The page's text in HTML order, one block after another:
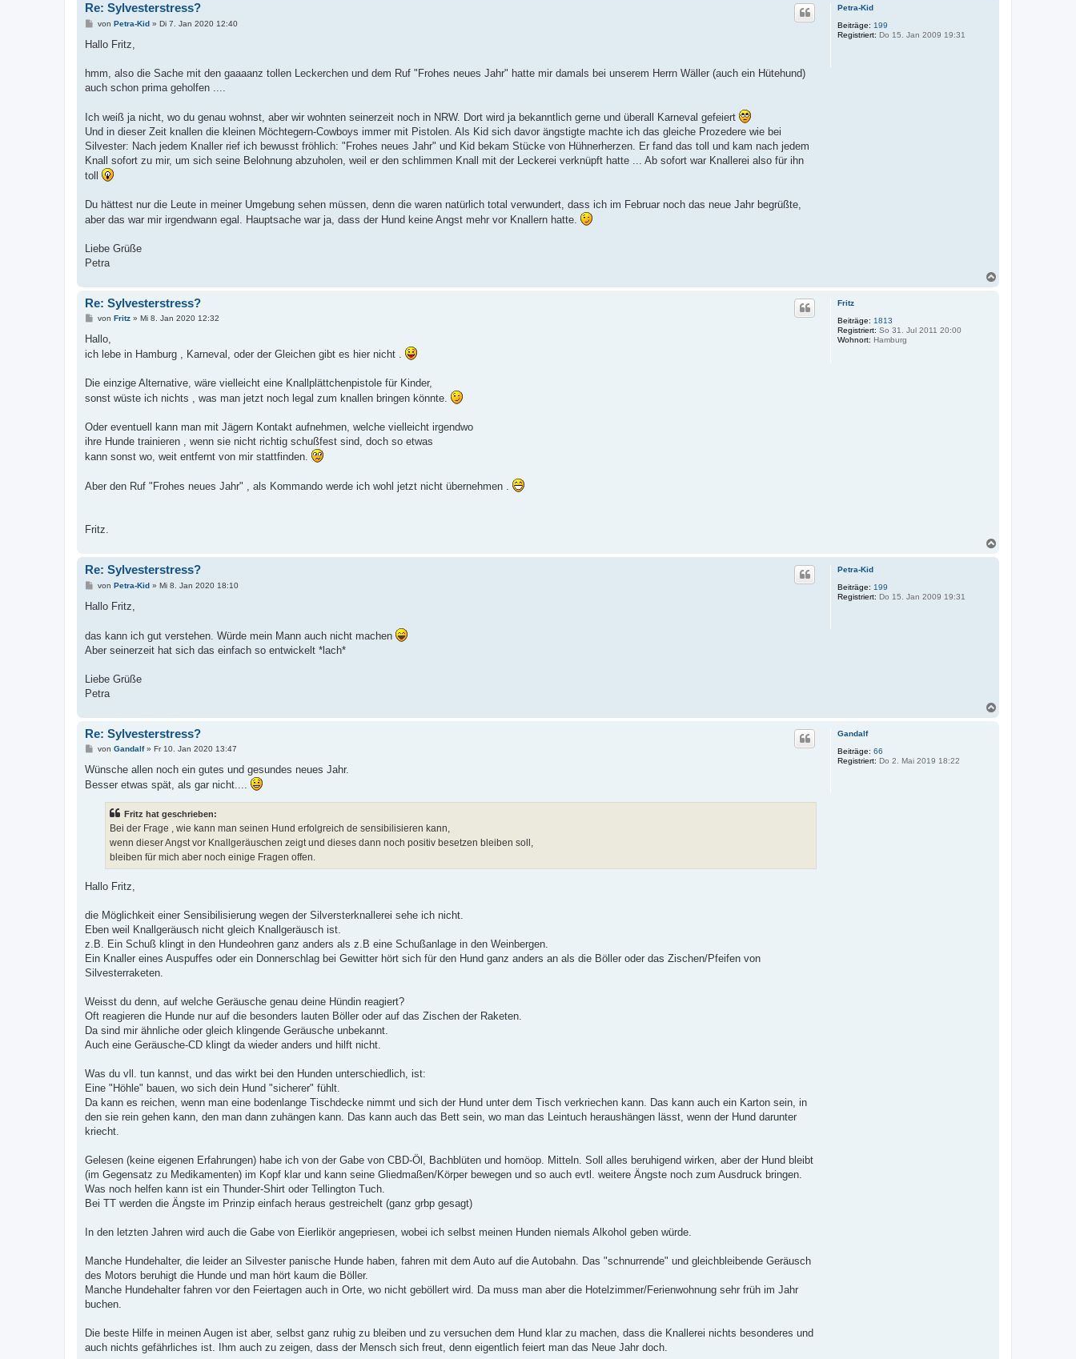
Petra-Kid
Beiträge: 199
Registriert: Do 15. Jan 2009 19:31
Re: Sylvesterstress?
B
i
a
von Petra-Kid» Di 7. Jan 2020 12:40
Hallo Fritz,
hmm, also die Sache mit den gaaaanz tollen Leckerchen und dem Ruf "Frohes neues Jahr" hatte mir damals bei unserem Herrn Wäller (auch ein Hütehund)
auch schon prima geholfen ....
Ich weiß ja nicht, wo du genau wohnst, aber wir wohnten seinerzeit noch in NRW. Dort wird ja bekanntlich gerne und überall Karneval gefeiert
Und in dieser Zeit knallen die kleinen Möchtegern-Cowboys immer mit Pistolen. Als Kid sich davor ängstigte machte ich das gleiche Prozedere wie bei
Silvester: Nach jedem Knaller rief ich bewusst fröhlich: "Frohes neues Jahr" und Kid bekam Stücke von Hühnerherzen. Er fand das toll und kam nach jedem
Knall sofort zu mir, um sich seine Belohnung abzuholen, weil er den schlimmen Knall mit der Leckerei verknüpft hatte ... Ab sofort war Knallerei also für ihn
toll
Du hättest nur die Leute in meiner Umgebung sehen müssen, denn die waren natürlich total verwundert, dass ich im Februar noch das neue Jahr begrüßte,
aber das war mir irgendwann egal. Hauptsache war ja, dass der Hund keine Angst mehr vor Knallern hatte.
Liebe Grüße
Petra
Fritz
Beiträge: 1813
Registriert: So 31. Jul 2011 20:00
Wohnort: Hamburg
Re: Sylvesterstress?
B
i
r
von Fritz» Mi 8. Jan 2020 12:32
Hallo,
ich lebe in Hamburg , Karneval, oder der Gleichen gibt es hier nicht .
Die einzige Alternative, wäre vielleicht eine Knallplättchenpistole für Kinder,
sonst wüste ich nichts , was man jetzt noch legal zum knallen bringen könnte.
Oder eventuell kann man mit Jägern Kontakt aufnehmen, welche vielleicht irgendwo
ihre Hunde trainieren , wenn sie nicht richtig schußfest sind, doch so etwas
kann sonst wo, weit entfernt von mir stattfinden.
Aber den Ruf "Frohes neues Jahr" , als Kommando werde ich wohl jetzt nicht übernehmen .
Fritz.
Petra-Kid
Beiträge: 199
Registriert: Do 15. Jan 2009 19:31
Re: Sylvesterstress?
B
i
a
g
von Petra-Kid» Mi 8. Jan 2020 18:10
Hallo Fritz,
das kann ich gut verstehen. Würde mein Mann auch nicht machen
Aber seinerzeit hat sich das einfach so entwickelt *lach*
Liebe Grüße
Petra
Gandalf
Beiträge: 66
Registriert: Do 2. Mai 2019 18:22
Re: Sylvesterstress?
B
i
r
von Gandalf» Fr 10. Jan 2020 13:47
Wünsche allen noch ein gutes und gesundes neues Jahr.
Besser etwas spät, als gar nicht....
Fritz hat geschrieben:
Bei der Frage , wie kann man seinen Hund erfolgreich de sensibilisieren kann,
wenn dieser Angst vor Knallgeräuschen zeigt und dieses dann noch positiv besetzen bleiben soll,
bleiben für mich aber noch einige Fragen offen.
Hallo Fritz,
die Möglichkeit einer Sensibilisierung wegen der Silversterknallerei sehe ich nicht.
Eben weil Knallgeräusch nicht gleich Knallgeräusch ist.
z.B. Ein Schuß klingt in den Hundeohren ganz anders als z.B eine Schußanlage in den Weinbergen.
Ein Knaller eines Auspuffes oder ein Donnerschlag bei Gewitter hört sich für den Hund ganz anders an als die Böller oder das Zischen/Pfeifen von
Silvesterraketen.
Weisst du denn, auf welche Geräusche genau deine Hündin reagiert?
Oft reagieren die Hunde nur auf die besonders lauten Böller oder auf das Zischen der Raketen.
Da sind mir ähnliche oder gleich klingende Geräusche unbekannt.
Auch eine Geräusche-CD klingt da wieder anders und hilft nicht.
Was du vll. tun kannst, und das wirkt bei den Hunden unterschiedlich, ist:
Eine "Höhle" bauen, wo sich dein Hund "sicherer" fühlt.
Da kann es reichen, wenn man eine bodenlange Tischdecke nimmt und sich der Hund unter dem Tisch verkriechen kann. Das kann auch ein Karton sein, in
den sie rein gehen kann, den man dann zuhängen kann. Das kann auch das Bett sein, wo man das Leintuch heraushängen lässt, wenn der Hund darunter
kriecht.
Gelesen (keine eigenen Erfahrungen) habe ich von der Gabe von CBD-Öl, Bachblüten und homöop. Mitteln. Soll alles beruhigend wirken, aber der Hund bleibt
(im Gegensatz zu Medikamenten) im Kopf klar und kann seine Gliedmaßen/Körper bewegen und so auch evtl. weitere Ängste noch zum Ausdruck bringen.
Was noch helfen kann ist ein Thunder-Shirt oder Tellington Tuch.
Bei TT werden die Ängste im Prinzip einfach heraus gestreichelt (ganz grbp gesagt)
In den letzten Jahren wird auch die Gabe von Eierlikör angepriesen, wobei ich selbst meinen Hunden niemals Alkohol geben würde.
Manche Hundehalter, die leider an Silvester panische Hunde haben, fahren mit dem Auto auf die Autobahn. Das "schnurrende" und gleichbleibende Geräusch
des Motors beruhigt die Hunde und man hört kaum die Böller.
Manche Hundehalter fahren vor den Feiertagen auch in Orte, wo nicht geböllert wird. Da muss man aber die Hotelzimmer/Ferienwohnung sehr früh im Jahr
buchen.
Die beste Hilfe in meinen Augen ist aber, selbst ganz ruhig zu bleiben und zu versuchen dem Hund klar zu machen, dass die Knallerei nichts besonderes und
auch nichts gefährliches ist. Ihm auch zu zeigen, dass der Mensch sich freut, denn eigentlich feiert man das Neue Jahr doch.